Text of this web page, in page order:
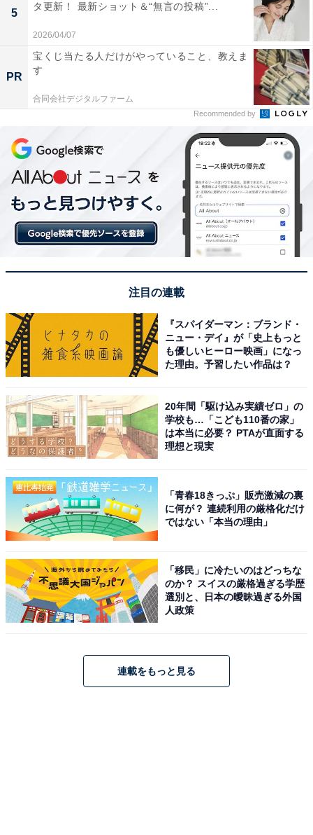
5
タ更新！ 最新ショット＆“無言の投稿”...
2026/04/07
PR
宝くじ当たる人だけがやっていること、教えま
す
合同会社デジタルファーム
Recommended by
注目の連載
『スパイダーマン：ブランド・
ニュー・デイ』が「史上もっと
も優しいヒーロー映画」になっ
た理由。予習したい作品は？
20年間「駆け込み実績ゼロ」の
学校も…「こども110番の家」
は本当に必要？ PTAが直面する
理想と現実
「青春18きっぷ」販売激減の裏
に何が？ 連続利用の厳格化だけ
ではない「本当の理由」
「移民」に冷たいのはどっちな
のか？ スイスの厳格過ぎる学歴
選別と、日本の曖昧過ぎる外国
人政策
連載をもっと見る